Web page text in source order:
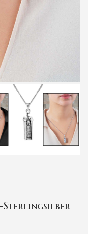
Sterlingsilber